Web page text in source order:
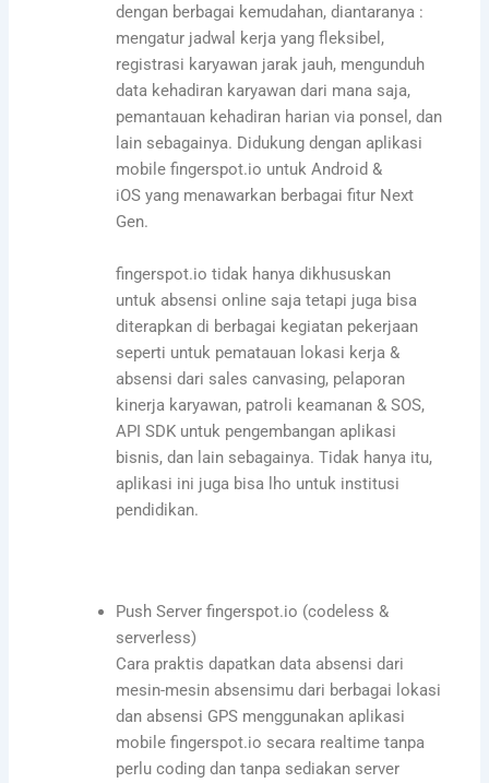
dengan berbagai kemudahan, diantaranya :
mengatur jadwal kerja yang fleksibel,
registrasi karyawan jarak jauh, mengunduh
data kehadiran karyawan dari mana saja,
pemantauan kehadiran harian via ponsel, dan
lain sebagainya. Didukung dengan aplikasi
mobile fingerspot.io untuk Android &
iOS yang menawarkan berbagai fitur Next
Gen.
fingerspot.io tidak hanya dikhususkan
untuk absensi online saja tetapi juga bisa
diterapkan di berbagai kegiatan pekerjaan
seperti untuk pematauan lokasi kerja &
absensi dari sales canvasing, pelaporan
kinerja karyawan, patroli keamanan & SOS,
API SDK untuk pengembangan aplikasi
bisnis, dan lain sebagainya. Tidak hanya itu,
aplikasi ini juga bisa lho untuk institusi
pendidikan.
Push Server fingerspot.io (codeless &
serverless)
Cara praktis dapatkan data absensi dari
mesin-mesin absensimu dari berbagai lokasi
dan absensi GPS menggunakan aplikasi
mobile fingerspot.io secara realtime tanpa
perlu coding dan tanpa sediakan server